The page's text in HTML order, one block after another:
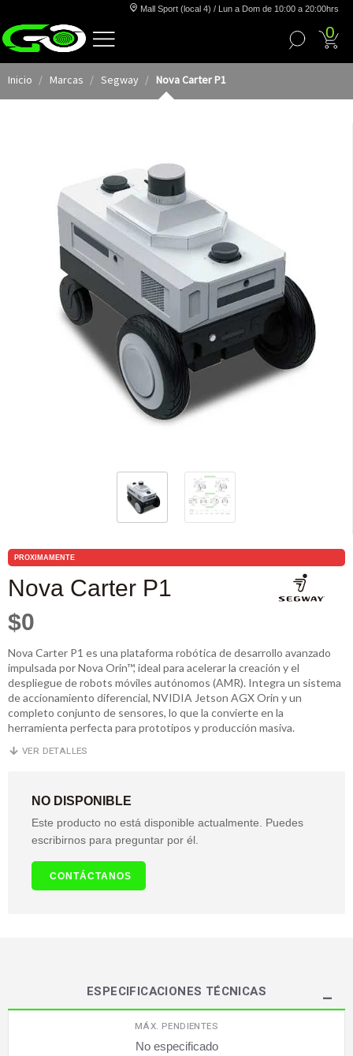
Mall Sport (local 4) / Lun a Dom de 10:00 a 20:00hrs
0
Inicio Marcas Segway Nova Carter P1
PROXIMAMENTE
Nova Carter P1
$0
Nova Carter P1 es una plataforma robótica de desarrollo avanzado
impulsada por Nova Orin™, ideal para acelerar la creación y el
despliegue de robots móviles autónomos (AMR). Integra un sistema
de accionamiento diferencial, NVIDIA Jetson AGX Orin y un
completo conjunto de sensores, lo que la convierte en la
herramienta perfecta para prototipos y producción masiva.
VER DETALLES
NO DISPONIBLE
Este producto no está disponible actualmente. Puedes
escribirnos para preguntar por él.
CONTÁCTANOS
ESPECIFICACIONES TÉCNICAS
MÁX. PENDIENTES
No especificado